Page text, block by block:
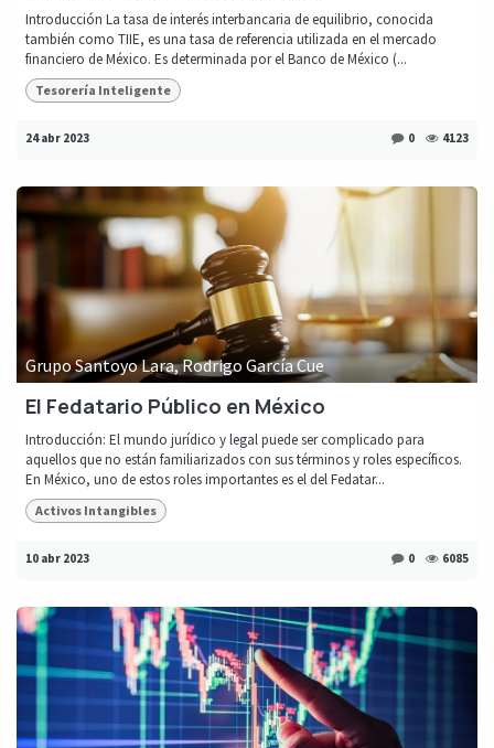
Introducción La tasa de interés interbancaria de equilibrio, conocida
también como TIIE, es una tasa de referencia utilizada en el mercado
financiero de México. Es determinada por el Banco de México (...
Tesorería Inteligente
24 abr 2023 0 4123
Grupo Santoyo Lara, Rodrigo García Cue
El Fedatario Público en México
Introducción: El mundo jurídico y legal puede ser complicado para
aquellos que no están familiarizados con sus términos y roles específicos.
En México, uno de estos roles importantes es el del Fedatar...
Activos Intangibles
10 abr 2023 0 6085